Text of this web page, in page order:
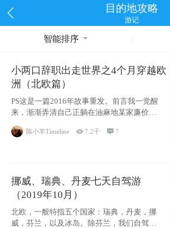
目的地攻略
游记
智能排序
小两口辞职出走世界之4个月穿越欧
洲（北欧篇）
PS这是一篇2016年故事重发。前言我一觉醒
来，渐渐弄清自己正躺在油麻地某家廉价宾
馆
陈小羊Timeline 7.2千 7
挪威、瑞典、丹麦七天自驾游
（2019年10月）
北欧，一般特指五个国家：瑞典，丹麦，挪
威，芬兰，以及冰岛。除芬兰，我们自驾游